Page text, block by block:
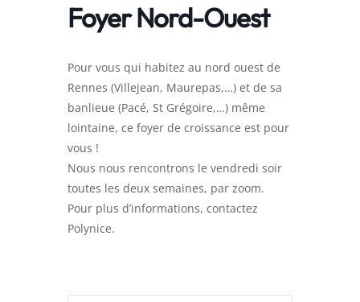
Foyer Nord-Ouest
Pour vous qui habitez au nord ouest de
Rennes (Villejean, Maurepas,…) et de sa
banlieue (Pacé, St Grégoire,…) même
lointaine, ce foyer de croissance est pour
vous !
Nous nous rencontrons le vendredi soir
toutes les deux semaines, par zoom.
Pour plus d’informations, contactez
Polynice.